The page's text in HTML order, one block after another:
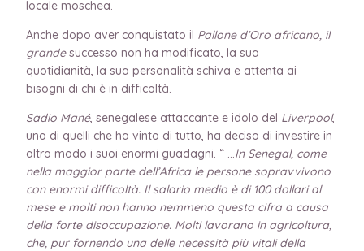
locale moschea.
Anche dopo aver conquistato il Pallone d’Oro africano, il
grandesuccesso non ha modificato, la sua
quotidianità, la sua personalità schiva e attenta ai
bisogni di chi è in difficoltà.
Sadio Mané, senegalese attaccante e idolo del Liverpool,
uno di quelli che ha vinto di tutto, ha deciso di investire in
altro modo i suoi enormi guadagni. “ …In Senegal, come
nella maggior parte dell’Africa le persone sopravvivono
con enormi difficoltà. Il salario medio è di 100 dollari al
mese e molti non hanno nemmeno questa cifra a causa
della forte disoccupazione. Molti lavorano in agricoltura,
che, pur fornendo una delle necessità più vitali della